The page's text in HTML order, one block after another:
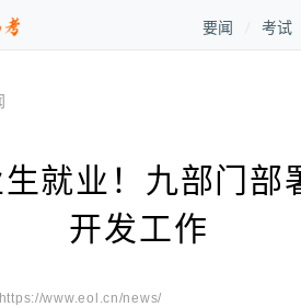
要闻 考试
就业！九部门部
开发工作
https://www.eol.cn/news/